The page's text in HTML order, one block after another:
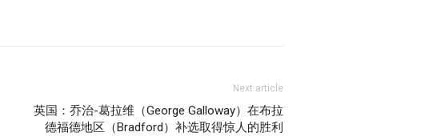
Next article
英国：乔治-葛拉维（George Galloway）在布拉
德福德地区（Bradford）补选取得惊人的胜利